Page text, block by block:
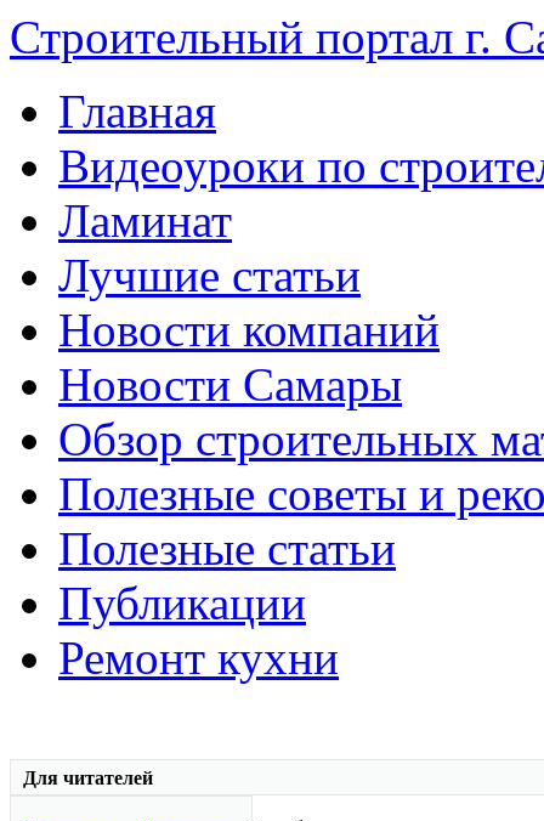
Строительный портал г.
Главная
Видеоуроки по
Ламинат
Лучшие статьи
Новости компаний
Новости Самары
Обзор строительных
Полезные советы и
Полезные статьи
Публикации
Ремонт кухни
Для читателей